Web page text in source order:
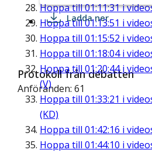
Hoppa till01:11:31i
Hoppa till01:13:51 i
Hoppa till 01:15:52 i
Hoppa till 01:18:04i
Hoppa till 01:20:44i
(V)
Hoppa till 01:33:21 i
(KD)
Hoppa till 01:42:16 i
Hoppa till 01:44:10 i
Ladda ner
Protokoll från debatten
Anföranden: 61